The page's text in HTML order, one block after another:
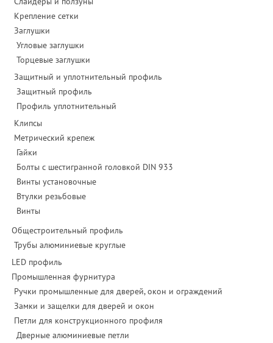
Крепление сетки
Заглушки
Угловые заглушки
Торцевые заглушки
Защитный и уплотнительный профиль
Защитный профиль
Профиль уплотнительный
Клипсы
Метрический крепеж
Гайки
Болты с шестигранной головкой DIN 933
Винты установочные
Втулки резьбовые
Винты
Общестроительный профиль
Трубы алюминиевые круглые
LED профиль
Промышленная фурнитура
Ручки промышленные для дверей, окон и ограждений
Замки и защелки для дверей и окон
Петли для конструкционного профиля
Дверные алюминиевые петли